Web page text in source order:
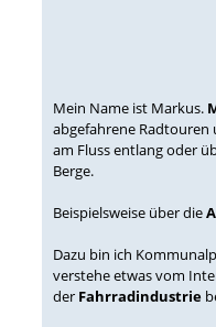
Mein Name ist Markus.
abgefahrene Radtouren
am Fluss entlang oder
Berge.
Beispielsweise über die
Dazu bin ich
verstehe etwas vom
der Fahrradindustrie